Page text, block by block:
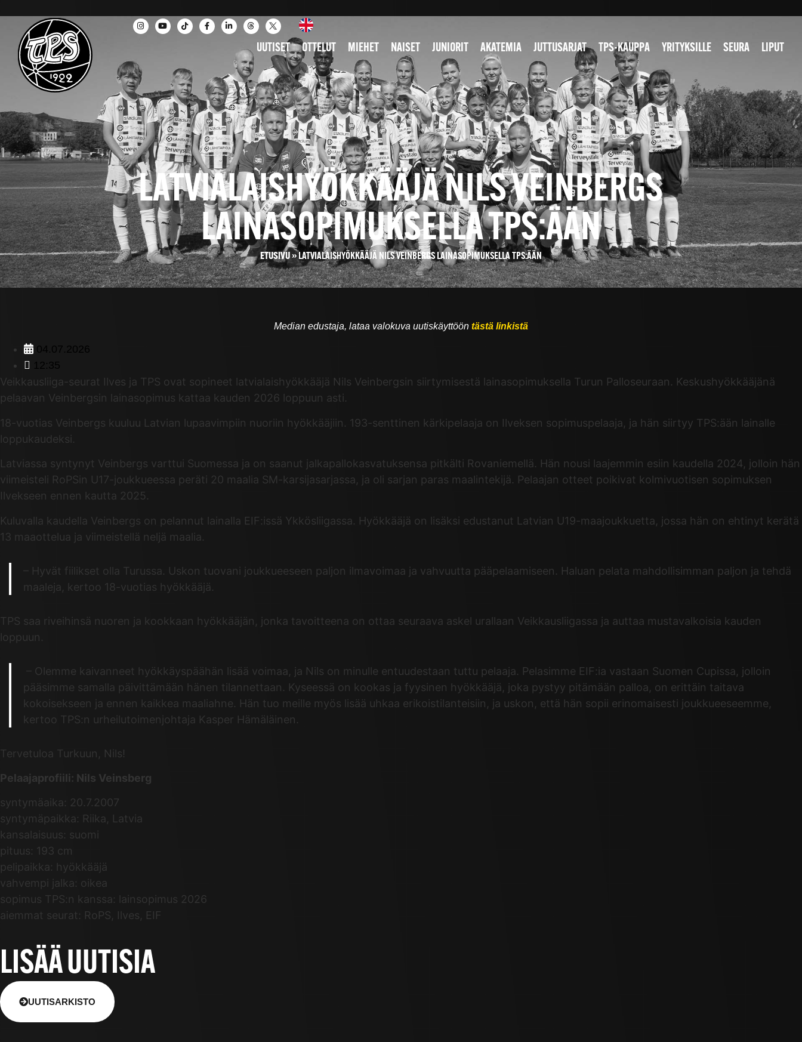
UUTISET OTTELUT MIEHET NAISET JUNIORIT AKATEMIA JUTTUSARJAT TPS-KAUPPA YRITYKSILLE SEURA LIPUT
LATVIALAISHYÖKKÄÄJÄ NILS VEINBERGS
LAINASOPIMUKSELLA TPS:ÄÄN
ETUSIVU»LATVIALAISHYÖKKÄÄJÄ NILS VEINBERGS LAINASOPIMUKSELLA TPS:ÄÄN
Median edustaja, lataa valokuva uutiskäyttöön tästä linkistä
Veikkausliiga-seurat Ilves ja TPS ovat sopineet latvialaishyökkääjä Nils Veinbergsin siirtymisestä lainasopimuksella Turun Palloseuraan. Keskushyökkääjänä
pelaavan Veinbergsin lainasopimus kattaa kauden 2026 loppuun asti.
18-vuotias Veinbergs kuuluu Latvian lupaavimpiin nuoriin hyökkääjiin. 193-senttinen kärkipelaaja on Ilveksen sopimuspelaaja, ja hän siirtyy TPS:ään lainalle
loppukaudeksi.
Latviassa syntynyt Veinbergs varttui Suomessa ja on saanut jalkapallokasvatuksensa pitkälti Rovaniemellä. Hän nousi laajemmin esiin kaudella 2024, jolloin hän
viimeisteli RoPSin U17-joukkueessa peräti 20 maalia SM-karsijasarjassa, ja oli sarjan paras maalintekijä. Pelaajan otteet poikivat kolmivuotisen sopimuksen
Ilvekseen ennen kautta 2025.
Kuluvalla kaudella Veinbergs on pelannut lainalla EIF:issä Ykkösliigassa. Hyökkääjä on lisäksi edustanut Latvian U19-maajoukkuetta, jossa hän on ehtinyt kerätä
13 maaottelua ja viimeistellä neljä maalia.
– Hyvät fiilikset olla Turussa. Uskon tuovani joukkueeseen paljon ilmavoimaa ja vahvuutta pääpelaamiseen. Haluan pelata mahdollisimman paljon ja tehdä
maaleja, kertoo 18-vuotias hyökkääjä.
TPS saa riveihinsä nuoren ja kookkaan hyökkääjän, jonka tavoitteena on ottaa seuraava askel urallaan Veikkausliigassa ja auttaa mustavalkoisia kauden
loppuun.
– Olemme kaivanneet hyökkäyspäähän lisää voimaa, ja Nils on minulle entuudestaan tuttu pelaaja. Pelasimme EIF:ia vastaan Suomen Cupissa, jolloin
pääsimme samalla päivittämään hänen tilannettaan. Kyseessä on kookas ja fyysinen hyökkääjä, joka pystyy pitämään palloa, on erittäin taitava
kokoisekseen ja ennen kaikkea maaliahne. Hän tuo meille myös lisää uhkaa erikoistilanteisiin, ja uskon, että hän sopii erinomaisesti joukkueeseemme,
kertoo TPS:n urheilutoimenjohtaja Kasper Hämäläinen.
Tervetuloa Turkuun, Nils!
Pelaajaprofiili: Nils Veinsberg
syntymäaika: 20.7.2007
syntymäpaikka: Riika, Latvia
kansalaisuus: suomi
pituus: 193 cm
pelipaikka: hyökkääjä
vahvempi jalka: oikea
sopimus TPS:n kanssa: lainsopimus 2026
aiemmat seurat: RoPS, Ilves, EIF
LISÄÄ UUTISIA
UUTISARKISTO